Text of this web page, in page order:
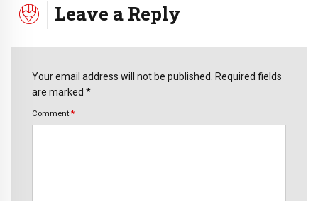
Leave a Reply
Your email address will not be published. Required fields
are marked *
Comment *